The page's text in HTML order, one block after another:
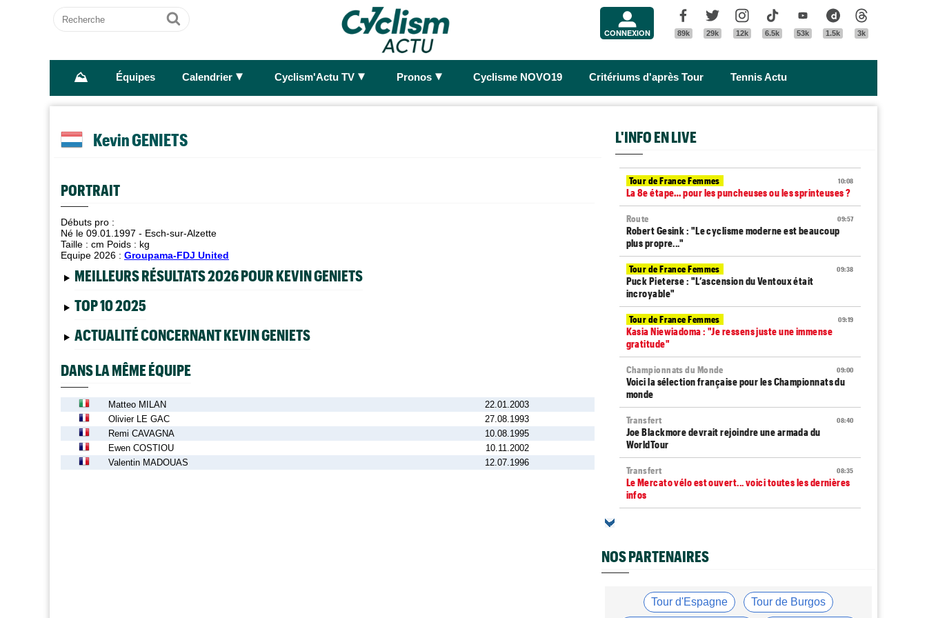
Recherche
Ok CONNEXION
Facebook
89k
Twitter
29k
Instagram
12k
Tik Tok
6.5k
Youtube
53k
Dailymotion
1.5k 3k
⛰ Équipes Calendrier ► Cyclism'Actu TV ► Pronos ► Cyclisme NOVO19 Critériums d'après Tour Tennis Actu
Kevin GENIETS
PORTRAIT
Débuts pro :
Né le 09.01.1997 - Esch-sur-Alzette
Taille : cm Poids : kg
Equipe 2026 : Groupama-FDJ United
MEILLEURS RÉSULTATS 2026 POUR KEVIN GENIETS
TOP 10 2025
ACTUALITÉ CONCERNANT KEVIN GENIETS
DANS LA MÊME ÉQUIPE
Matteo MILAN
22.01.2003
Olivier LE GAC
27.08.1993
Remi CAVAGNA
10.08.1995
Ewen COSTIOU
10.11.2002
Valentin MADOUAS
12.07.1996
L'INFO EN LIVE
10:08
Tour de France Femmes
La 8e étape… pour les puncheuses ou les sprinteuses ?
09:57
Route
Robert Gesink : "Le cyclisme moderne est beaucoup
plus propre..."
09:38
Tour de France Femmes
Puck Pieterse : "L’ascension du Ventoux était
incroyable"
09:19
Tour de France Femmes
Kasia Niewiadoma : "Je ressens juste une immense
gratitude"
09:00
Championnats du Monde
Voici la sélection française pour les Championnats du
monde
08:40
Transfert
Joe Blackmore devrait rejoindre une armada du
WorldTour
08:35
Transfert
Le Mercato vélo est ouvert... voici toutes les dernières
infos
Route
Route
NOS PARTENAIRES
Tour d'Espagne Tour de Burgos